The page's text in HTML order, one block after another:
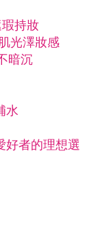
持妝
光澤妝感
暗沉
水
好者的理想選